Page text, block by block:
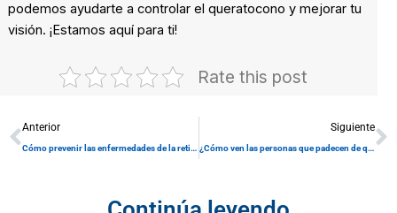
podemos ayudarte a controlar el queratocono y mejorar tu
visión. ¡Estamos aquí para ti!
Rate this post
Prev
Anterior
Cómo prevenir las enfermedades de la retina y preservar la visión
Siguiente
¿Cómo ven las personas que padecen de queratocono? Explicación de Centro Visión